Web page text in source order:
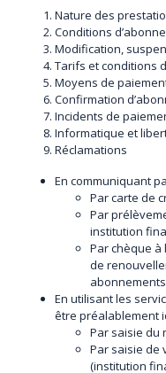
Nature des
Conditions
Modification,
Tarifs et conditions
Moyens de
Confirmation
Incidents de
Informatique et
Réclamations
En communiquant
Par carte de
Par
institution
Par chèque à
de
En utilisant les
être préalablement
Par saisie du
Par saisie de
(institution